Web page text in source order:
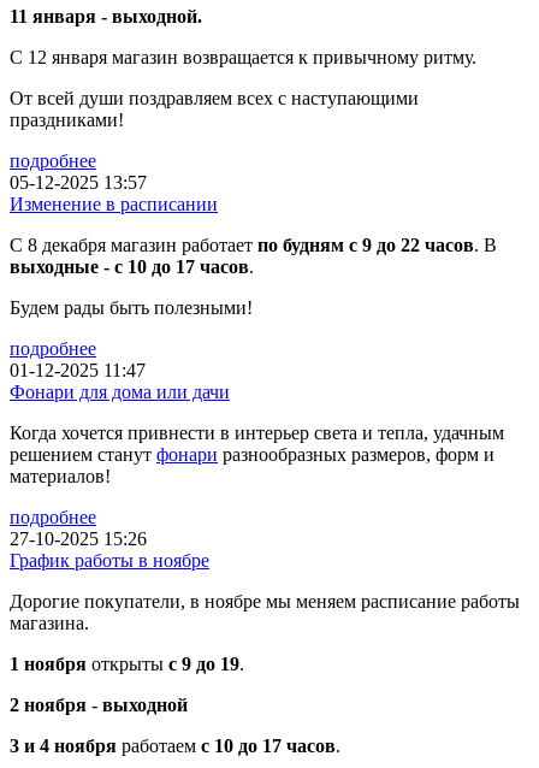
11 января - выходной.
С 12 января магазин возвращается к привычному ритму.
От всей души поздравляем всех с наступающими
праздниками!
подробнее
05-12-2025 13:57
Изменение в расписании
С 8 декабря магазин работает по будням с 9 до 22 часов. В
выходные - с 10 до 17 часов.
Будем рады быть полезными!
подробнее
01-12-2025 11:47
Фонари для дома или дачи
Когда хочется привнести в интерьер света и тепла, удачным
решением станут фонари разнообразных размеров, форм и
материалов!
подробнее
27-10-2025 15:26
График работы в ноябре
Дорогие покупатели, в ноябре мы меняем расписание работы
магазина.
1 ноября открыты с 9 до 19.
2 ноября - выходной
3 и 4 ноября работаем с 10 до 17 часов.